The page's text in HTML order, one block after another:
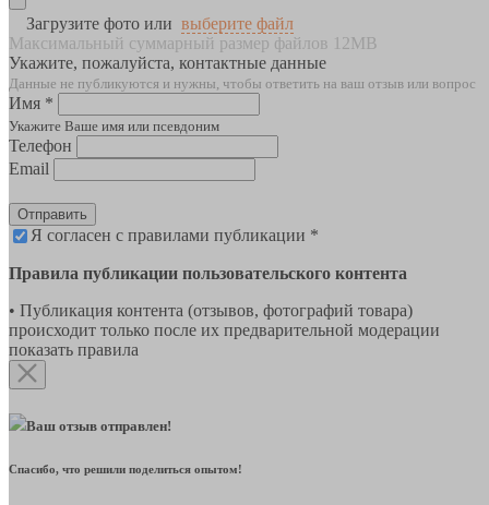
Загрузите фото или выберите файл
Максимальный суммарный размер файлов 12MB
Укажите, пожалуйста, контактные данные
Данные не публикуются и нужны, чтобы ответить на ваш отзыв или вопрос
Имя *
Укажите Ваше имя или псевдоним
Телефон
Email
Отправить
Я согласен с правилами публикации *
Правила публикации пользовательского контента
• Публикация контента (отзывов, фотографий товара)
происходит только после их предварительной модерации
показать правила
Ваш отзыв отправлен!
Спасибо, что решили поделиться опытом!